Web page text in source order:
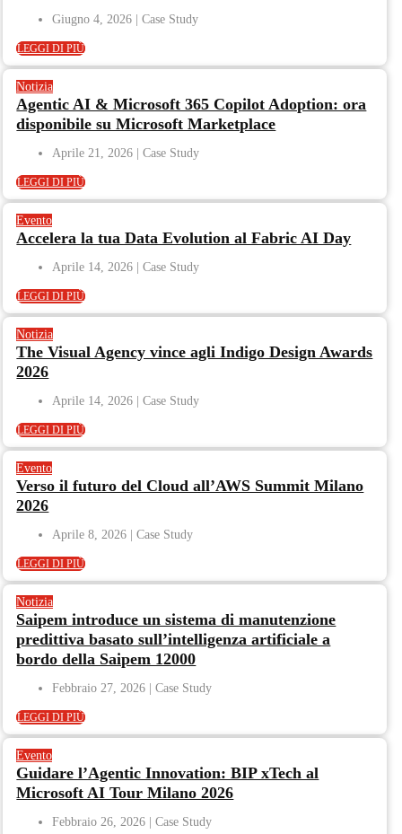
Giugno 4, 2026
LEGGI DI PIÙ
Notizia
Agentic AI & Microsoft 365 Copilot Adoption: ora
disponibile su Microsoft Marketplace
Aprile 21, 2026
LEGGI DI PIÙ
Evento
Accelera la tua Data Evolution al Fabric AI Day
Aprile 14, 2026
LEGGI DI PIÙ
Notizia
The Visual Agency vince agli Indigo Design Awards
2026
Aprile 14, 2026
LEGGI DI PIÙ
Evento
Verso il futuro del Cloud all’AWS Summit Milano
2026
Aprile 8, 2026
LEGGI DI PIÙ
Notizia
Saipem introduce un sistema di manutenzione
predittiva basato sull’intelligenza artificiale a
bordo della Saipem 12000
Febbraio 27, 2026
LEGGI DI PIÙ
Evento
Guidare l’Agentic Innovation: BIP xTech al
Microsoft AI Tour Milano 2026
Febbraio 26, 2026